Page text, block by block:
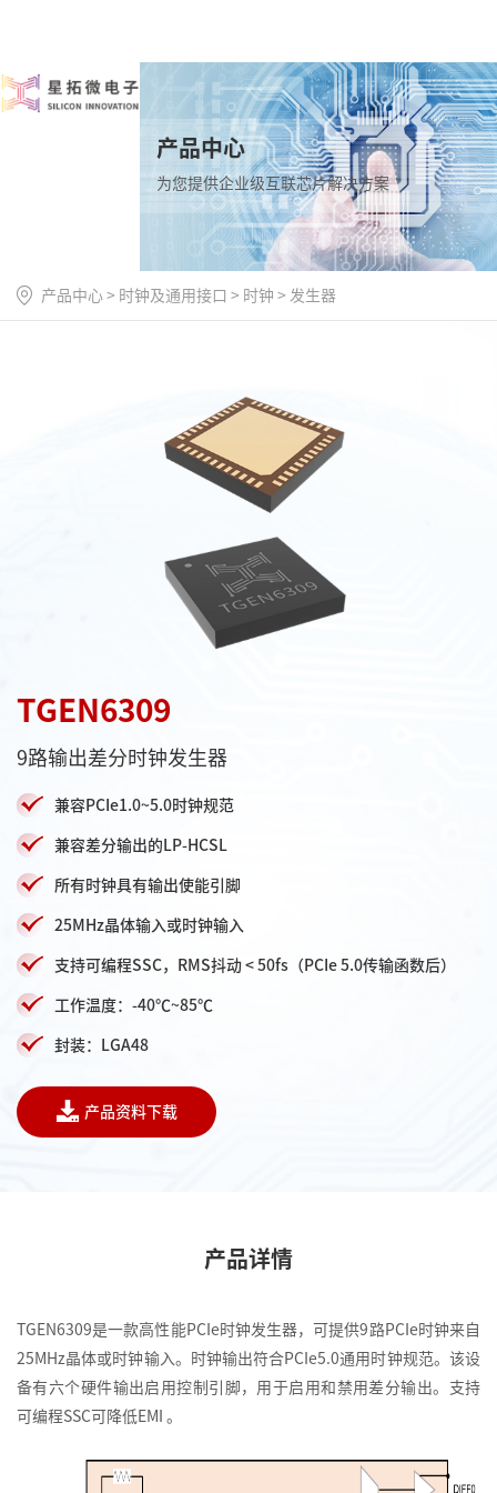
产品中心
为您提供企业级互联芯片解决方案
产品中心 > 时钟及通用接口 > 时钟 > 发生器
TGEN6309
9路输出差分时钟发生器
兼容PCIe1.0~5.0时钟规范
兼容差分输出的LP-HCSL
所有时钟具有输出使能引脚
25MHz晶体输入或时钟输入
支持可编程SSC，RMS抖动 < 50fs（PCIe 5.0传输函数后）
工作温度：-40℃~85℃
封装：LGA48
产品资料下载
产品详情
TGEN6309是一款高性能PCIe时钟发生器，可提供9路PCIe时钟来自
25MHz晶体或时钟输入。时钟输出符合PCIe5.0通用时钟规范。该设
备有六个硬件输出启用控制引脚，用于启用和禁用差分输出。支持
可编程SSC可降低EMI 。